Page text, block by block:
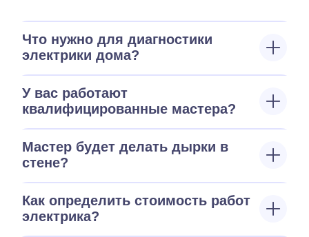
Что нужно для диагностики
электрики дома?
У вас работают
квалифицированные мастера?
Мастер будет делать дырки в
стене?
Как определить стоимость работ
электрика?